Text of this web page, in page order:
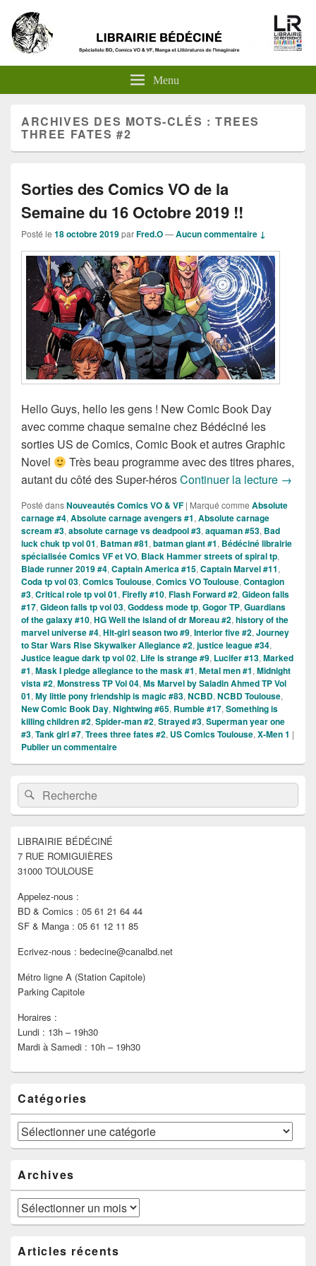
Menu
ARCHIVES DES MOTS-CLÉS :TREES
THREE FATES #2
Sorties des Comics VO de la
Semaine du 16 Octobre 2019 !!
Posté le 18 octobre 2019parFred.O—Aucun commentaire ↓
Hello Guys, hello les gens ! New Comic Book Day
avec comme chaque semaine chez Bédéciné les
sorties US de Comics, Comic Book et autres Graphic
Novel
Très beau programme avec des titres phares,
autant du côté des Super-hérosContinuer la lecture →
Posté dansNouveautés Comics VO & VF | Marqué comme Absolute
carnage #4, Absolute carnage avengers #1, Absolute carnage
scream #3, absolute carnage vs deadpool #3, aquaman #53, Bad
luck chuk tp vol 01, Batman #81, batman giant #1, Bédéciné librairie
spécialisée Comics VF et VO, Black Hammer streets of spiral tp,
Blade runner 2019 #4, Captain America #15, Captain Marvel #11,
Coda tp vol 03, Comics Toulouse, Comics VO Toulouse, Contagion
#3, Critical role tp vol 01, Firefly #10, Flash Forward #2, Gideon falls
#17, Gideon falls tp vol 03, Goddess mode tp, Gogor TP, Guardians
of the galaxy #10, HG Well the island of dr Moreau #2, history of the
marvel universe #4, Hit-girl season two #9, Interior five #2, Journey
to Star Wars Rise Skywalker Allegiance #2, justice league #34,
Justice league dark tp vol 02, Life is strange #9, Lucifer #13, Marked
#1, Mask I pledge allegiance to the mask #1, Metal men #1, Midnight
vista #2, Monstress TP Vol 04, Ms Marvel by Saladin Ahmed TP Vol
01, My little pony friendship is magic #83, NCBD, NCBD Toulouse,
New Comic Book Day, Nightwing #65, Rumble #17, Something is
killing children #2, Spider-man #2, Strayed #3, Superman year one
#3, Tank girl #7, Trees three fates #2, US Comics Toulouse, X-Men 1 |
Publier un commentaire
Zone
principale
de
widget
barre
latérale
Recherche :Rechercher
LIBRAIRIE BÉDÉCINÉ
7 RUE ROMIGUIÈRES
31000 TOULOUSE
Appelez-nous :
BD & Comics : 05 61 21 64 44
SF & Manga : 05 61 12 11 85
Ecrivez-nous : bedecine@canalbd.net
Métro ligne A (Station Capitole)
Parking Capitole
Horaires :
Lundi : 13h – 19h30
Mardi à Samedi : 10h – 19h30
Catégories
Catégories
Archives
Archives
Articles récents